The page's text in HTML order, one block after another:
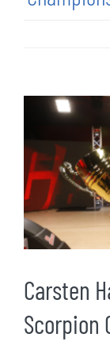
Katso
isompana
Carsten
Scorpion